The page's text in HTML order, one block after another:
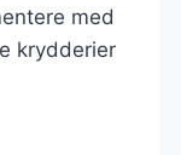
med
krydderier